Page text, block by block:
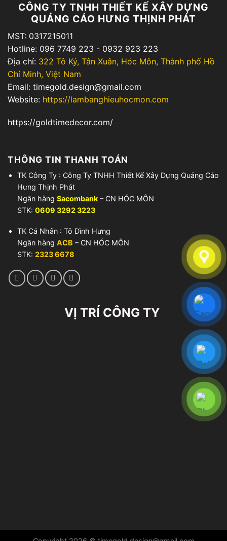
CÔNG TY TNHH THIẾT KẾ XÂY DỰNG
QUẢNG CÁO HƯNG THỊNH PHÁT
MST: 0317215011
Hotline: 096 7749 223 - 0932 923 223
Địa chỉ: 322 Tô Ký, Tân Xuân, Hóc Môn, Thành phố Hồ
Chí Minh, Việt Nam
Email: timegold.design@gmail.com
Website: https://lambanghieuhocmon.com
https://goldtimedecor.com/
THÔNG TIN THANH TOÁN
TK Công Ty : Công Ty TNHH Thiết Kế Xây Dựng Quảng Cáo
Hưng Thịnh Phát
Ngân hàng Sacombank– CN HÓC MÔN
STK: 0609 3292 3223
TK Cá Nhân : Tô Đình Hưng
Ngân hàng ACB – CN HÓC MÔN
STK: 2323 6678
VỊ TRÍ CÔNG TY